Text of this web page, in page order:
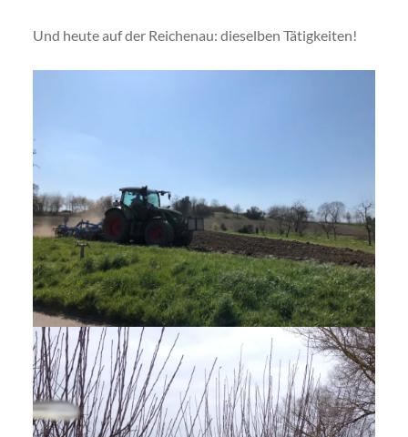
Und heute auf der Reichenau: dieselben Tätigkeiten!